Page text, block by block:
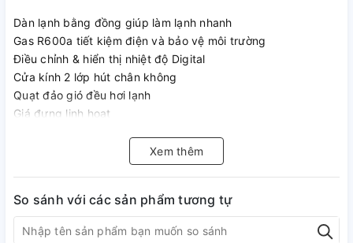
Dàn lạnh bằng đồng giúp làm lạnh nhanh
Gas R600a tiết kiệm điện và bảo vệ môi trường
Điều chỉnh & hiển thị nhiệt độ Digital
Cửa kính 2 lớp hút chân không
Quạt đảo gió đều hơi lạnh
Giá đựng linh hoạt
Tính năng nổi bật của tủ mát
Xem thêm
So sánh với các sản phẩm tương tự